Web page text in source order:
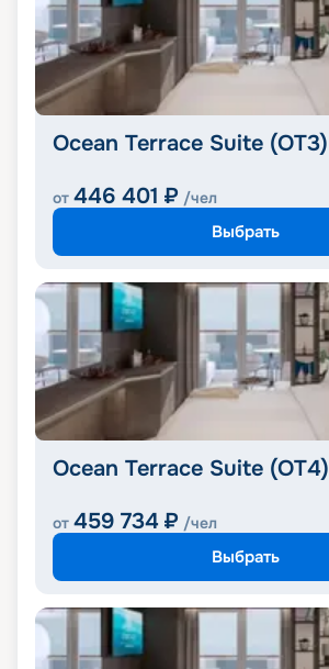
Ocean Terrace Suite (OT3)
от 446 401 ₽ /чел
Выбрать
Ocean Terrace Suite (OT4)
от 459 734 ₽ /чел
Выбрать